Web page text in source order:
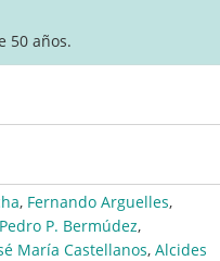
50 años.
, Fernando Arguelles,
Pedro P. Bermúdez,
María Castellanos, Alcides